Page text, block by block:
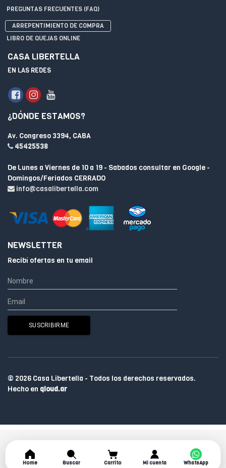
PREGUNTAS FRECUENTES (FAQ)
ARREPENTIMIENTO DE COMPRA
LIBRO DE QUEJAS ONLINE
CASA LIBERTELLA
EN LAS REDES
¿DÓNDE ESTAMOS?
Av. Congreso 3394, CABA
45425538
De Lunes a Viernes de 10 a 19 - Sabados consultar en Google -
Domingos/Feriados CERRADO
info@casalibertella.com
NEWSLETTER
Recibí ofertas en tu email
© 2026 Casa Libertella - Todos los derechos reservados.
Hecho en qloud.ar
Home Buscar Carrito Mi cuenta